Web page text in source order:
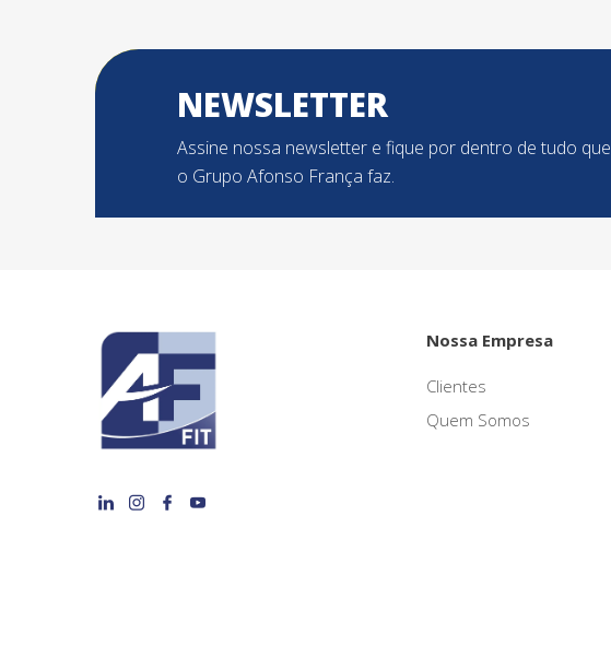
NEWSLETTER
Assine nossa newsletter e fique por dentro de tudo que
o Grupo Afonso França faz.
Nossa Empresa
Clientes
Quem Somos